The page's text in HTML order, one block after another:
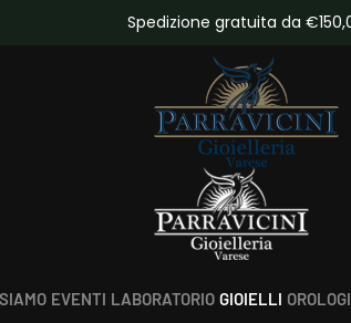
Scopri tutte le novità
EVENTI LABORATORIO GIOIELLI OROLOGI